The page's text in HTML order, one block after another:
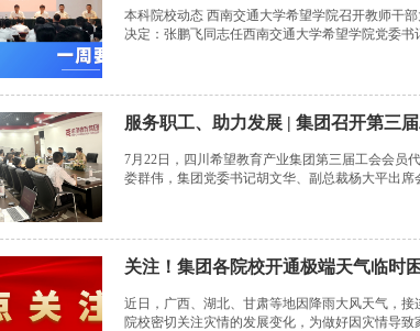
本科院校动态 西南交通大学希望学院召开教师干
决定：张鹏飞同志任西南交通大学希望学院党委
服务职工、助力发展 | 集团召开第三
7月22日，四川希望教育产业集团第三届工会会员
娄群伟，集团党委书记胡文华、副总裁杨大平出
关注！集团各院校开通极端天气临时
近日，广西、湖北、甘肃等地因降雨大风天气，
院校密切关注灾情的发展变化，为做好因灾情导